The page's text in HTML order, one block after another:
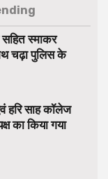
स्माकर
चढ़ा पुलिस के
हरि साह कॉलेज
का किया गया